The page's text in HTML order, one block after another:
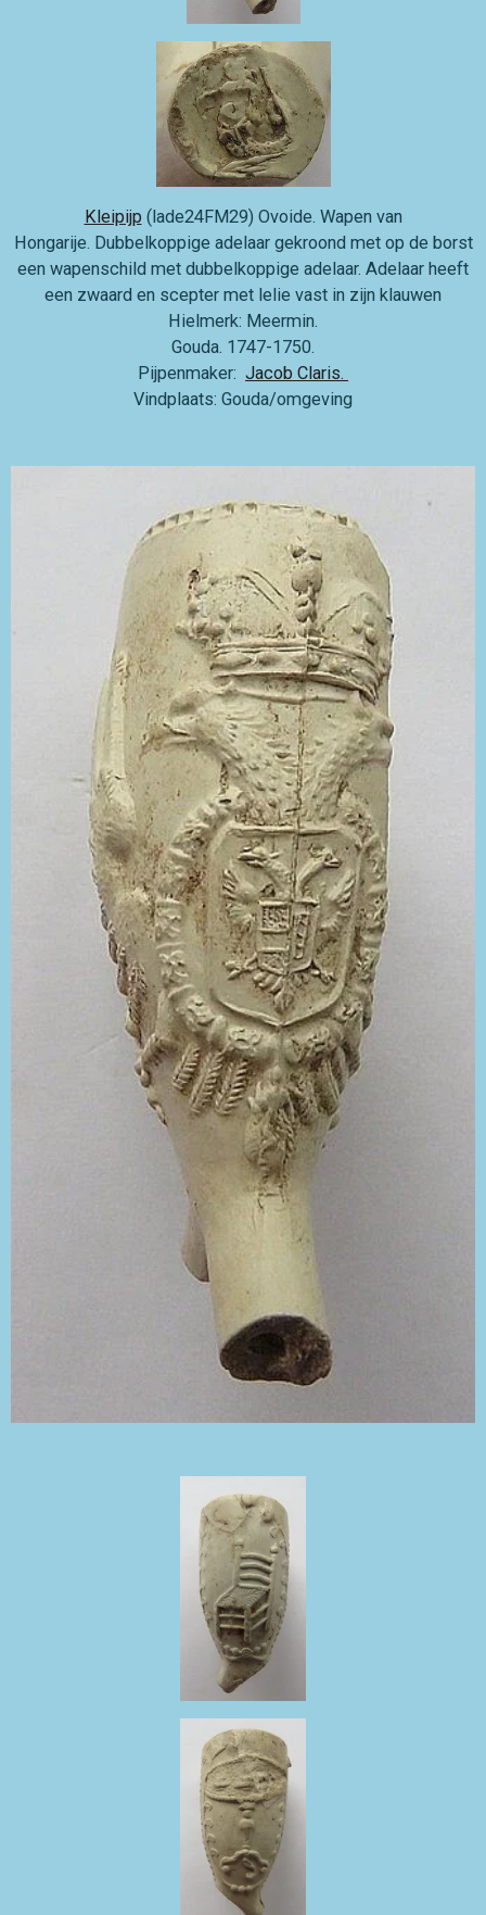
Kleipijp (lade24FM29) Ovoide. Wapen van
Hongarije. Dubbelkoppige adelaar gekroond met op de borst
een wapenschild met dubbelkoppige adelaar. Adelaar heeft
een zwaard en scepter met lelie vast in zijn klauwen
Hielmerk: Meermin.
Gouda. 1747-1750.
Pijpenmaker: Jacob Claris.
Vindplaats: Gouda/omgeving